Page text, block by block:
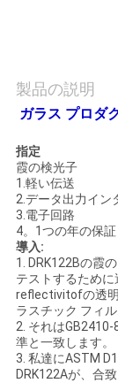
達
連
絡
し
な
さ
い
製品の説明
ガラス プロダ
指定
霞の検光子
1.軽い伝送
2.データ出力イン
3.電子回路
4。1つの年の保証
導入:
1. DRK122Bの霞
テストするため
reflectivitofの透
ラスチック フィル
2. それは
準と一致します。
3. 私達にASTM
DRK122Aが、合